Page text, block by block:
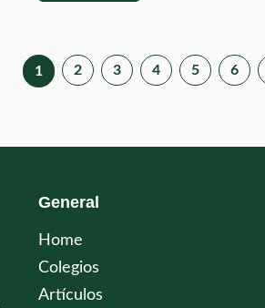
1 2 3 4 5 6
General
Home
Colegios
Artículos